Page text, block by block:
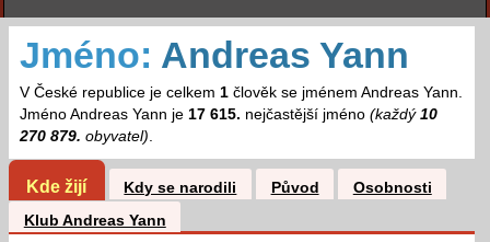
Jméno: Andreas Yann
V České republice je celkem 1člověk se jménem Andreas Yann.
Jméno Andreas Yann je 17 615. nejčastější jméno (každý 10
270 879. obyvatel).
Kde žijí Kdy se narodili Původ
Osobnosti
Klub Andreas Yann